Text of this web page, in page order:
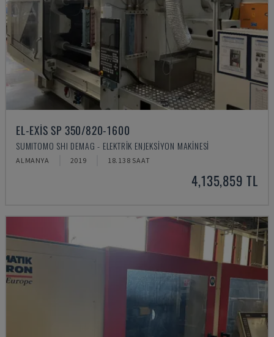
EL-EXIS SP 350/820-1600
SUMITOMO SHI DEMAG - ELEKTRIK ENJEKSIYON MAKINESI
ALMANYA 2019 18.138 SAAT
4,135,859 TL